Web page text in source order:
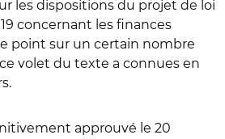
les dispositions du projet de loi
concernant les finances
point sur un certain nombre
volet du texte a connues en
approuvé le 20